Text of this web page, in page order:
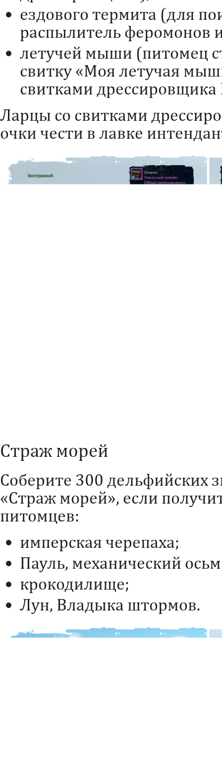
ездового термита (для
распылитель феромонов
летучей мыши (питомец
свитку «Моя летучая
свитками дрессировщика
Ларцы со свитками
очки чести в лавке
Страж морей
Соберите 300 дельфийских
«Страж морей», если
питомцев:
имперская черепаха;
Пауль, механический
крокодилище;
Лун, Владыка штормов.